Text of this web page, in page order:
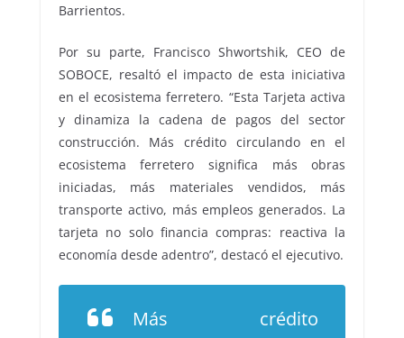
Barrientos.
Por su parte, Francisco Shwortshik, CEO de
SOBOCE, resaltó el impacto de esta iniciativa
en el ecosistema ferretero. “Esta Tarjeta activa
y dinamiza la cadena de pagos del sector
construcción. Más crédito circulando en el
ecosistema ferretero significa más obras
iniciadas, más materiales vendidos, más
transporte activo, más empleos generados. La
tarjeta no solo financia compras: reactiva la
economía desde adentro”, destacó el ejecutivo.
Más crédito